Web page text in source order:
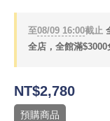
至08/09 16:00截止
全店，全館滿$3000
NT$2,780
預購商品